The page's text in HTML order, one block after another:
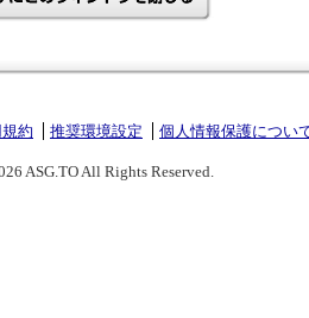
約 推奨環境設定 個人情報保護につい
ASG.TO All Rights Reserved.